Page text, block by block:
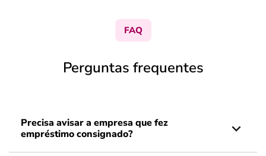
FAQ
Perguntas frequentes
Precisa avisar a empresa que fez
empréstimo consignado?